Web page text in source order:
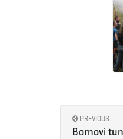
PREVIOUS
Bornovi